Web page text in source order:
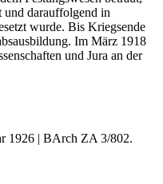
und darauffolgend in
wurde. Bis Kriegsende
Im März 1918
und Jura an der
1926 | BArch ZA 3/802.